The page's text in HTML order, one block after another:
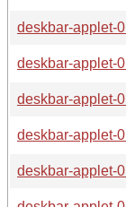
deskbar-applet-
deskbar-applet-
deskbar-applet-
deskbar-applet-
deskbar-applet-